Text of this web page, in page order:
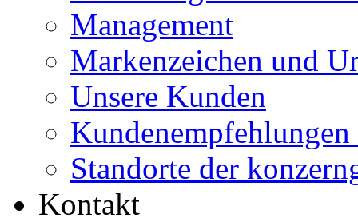
Management
Markenzeichen und
Unsere Kunden
Kundenempfehlungen
Standorte der
Kontakt